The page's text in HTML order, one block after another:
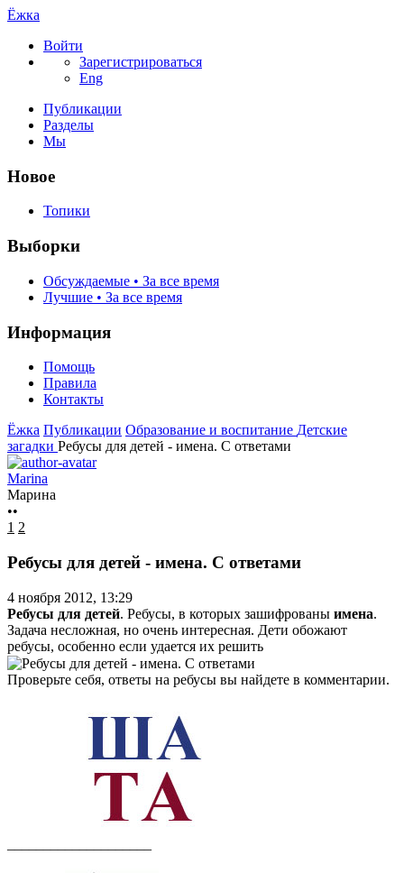
Ёжка
Войти
Зарегистрироваться
Eng
Публикации
Разделы
Мы
Новое
Топики
Выборки
Обсуждаемые • За все время
Лучшие • За все время
Информация
Помощь
Правила
Контакты
Ёжка Публикации Образование и воспитание Детские
загадки Ребусы для детей - имена. С ответами
Marina
Марина
••
1 2
Ребусы для детей - имена. С ответами
4 ноября 2012, 13:29
Ребусы для детей. Ребусы, в которых зашифрованы имена.
Задача несложная, но очень интересная. Дети обожают
ребусы, особенно если удается их решить
Проверьте себя, ответы на ребусы вы найдете в комментарии.